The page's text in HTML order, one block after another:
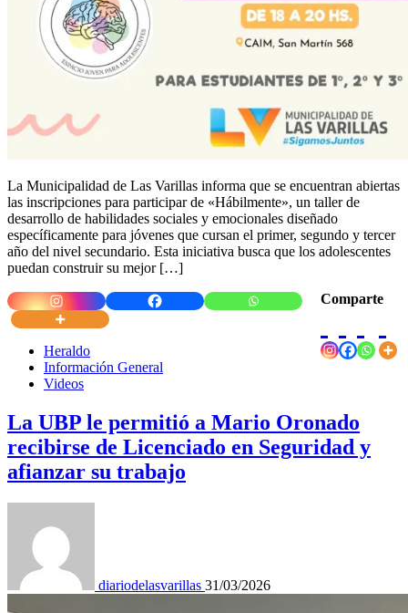
La Municipalidad de Las Varillas informa que se encuentran abiertas
las inscripciones para participar de «Hábilmente», un taller de
desarrollo de habilidades sociales y emocionales diseñado
específicamente para jóvenes que cursan el primer, segundo y tercer
año del nivel secundario. Esta iniciativa busca que los adolescentes
puedan construir su mejor […]
Comparte
Heraldo
Información General
Videos
La UBP le permitió a Mario Oronado
recibirse de Licenciado en Seguridad y
afianzar su trabajo
diariodelasvarillas 31/03/2026